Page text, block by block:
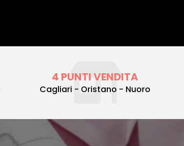
4 PUNTI VENDITA
Cagliari - Oristano - Nuoro